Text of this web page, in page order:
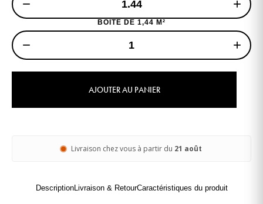
− +
BOITE DE 1,44 M²
− +
AJOUTER AU PANIER
Livraison chez vous à partir du 21 août
DescriptionLivraison & RetourCaractéristiques du produit